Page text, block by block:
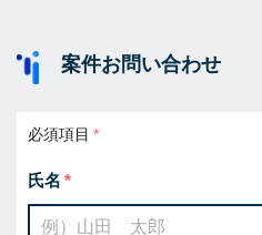
案件お問い合わせ
必須項目
氏名